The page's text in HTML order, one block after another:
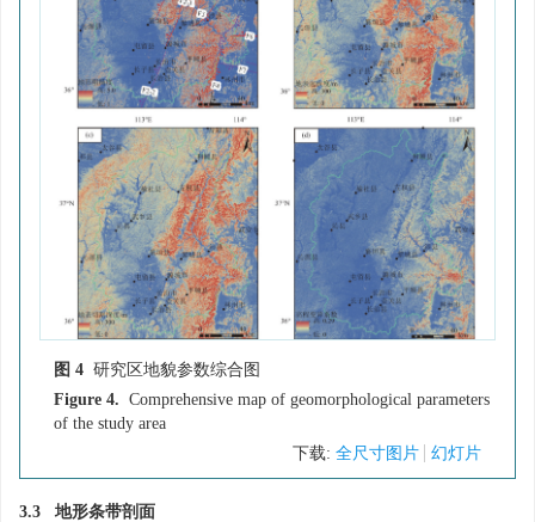
图 4 研究区地貌参数综合图
Figure 4. Comprehensive map of geomorphological parameters
of the study area
下载: 全尺寸图片 幻灯片
3.3 地形条带剖面